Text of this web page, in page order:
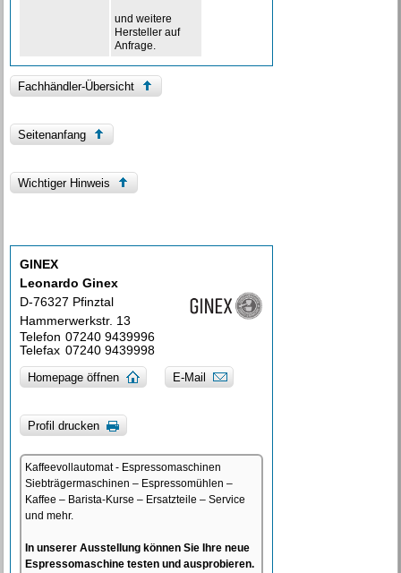
und weitere
Hersteller auf
Anfrage.
Fachhändler-Übersicht
Seitenanfang
Wichtiger Hinweis
GINEX
Leonardo Ginex
D-76327 Pfinztal
Hammerwerkstr. 13
Telefon 07240 9439996
Telefax 07240 9439998
Homepage öffnen E-Mail
Profil drucken
Kaffeevollautomat - Espressomaschinen
Siebträgermaschinen – Espressomühlen –
Kaffee – Barista-Kurse – Ersatzteile – Service
und mehr.
In unserer Ausstellung können Sie Ihre neue
Espressomaschine testen und ausprobieren.